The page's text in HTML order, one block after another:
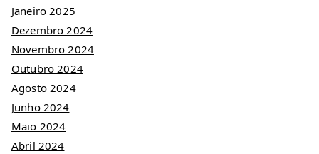
Janeiro 2025
Dezembro 2024
Novembro 2024
Outubro 2024
Agosto 2024
Junho 2024
Maio 2024
Abril 2024